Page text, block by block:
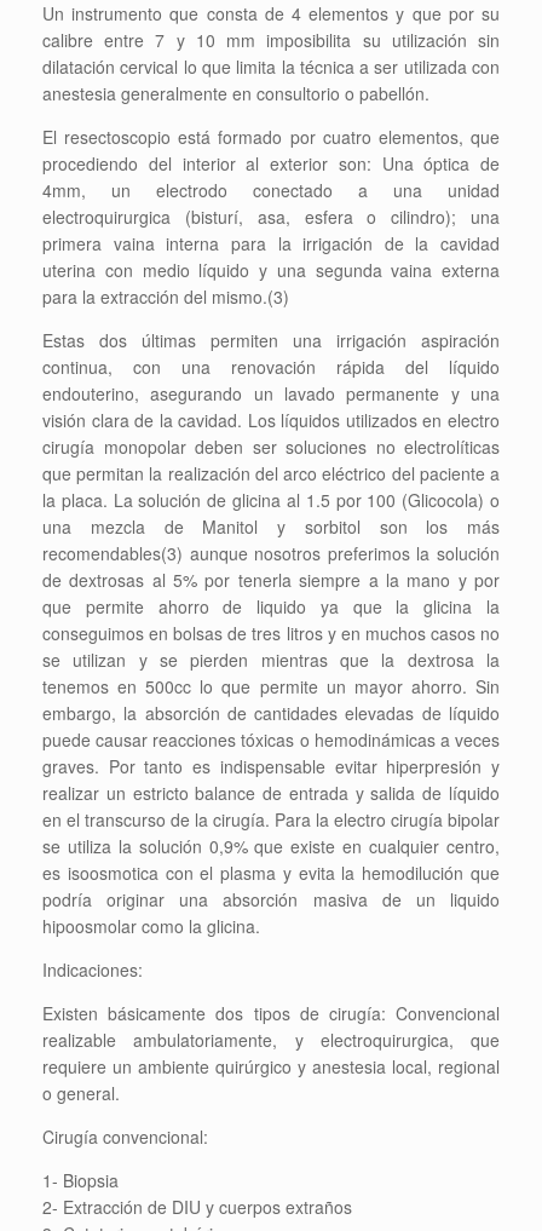
Un instrumento que consta de 4 elementos y que por su
calibre entre 7 y 10 mm imposibilita su utilización sin
dilatación cervical lo que limita la técnica a ser utilizada con
anestesia generalmente en consultorio o pabellón.
El resectoscopio está formado por cuatro elementos, que
procediendo del interior al exterior son: Una óptica de
4mm, un electrodo conectado a una unidad
electroquirurgica (bisturí, asa, esfera o cilindro); una
primera vaina interna para la irrigación de la cavidad
uterina con medio líquido y una segunda vaina externa
para la extracción del mismo.(3)
Estas dos últimas permiten una irrigación aspiración
continua, con una renovación rápida del líquido
endouterino, asegurando un lavado permanente y una
visión clara de la cavidad. Los líquidos utilizados en electro
cirugía monopolar deben ser soluciones no electrolíticas
que permitan la realización del arco eléctrico del paciente a
la placa. La solución de glicina al 1.5 por 100 (Glicocola) o
una mezcla de Manitol y sorbitol son los más
recomendables(3) aunque nosotros preferimos la solución
de dextrosas al 5% por tenerla siempre a la mano y por
que permite ahorro de liquido ya que la glicina la
conseguimos en bolsas de tres litros y en muchos casos no
se utilizan y se pierden mientras que la dextrosa la
tenemos en 500cc lo que permite un mayor ahorro. Sin
embargo, la absorción de cantidades elevadas de líquido
puede causar reacciones tóxicas o hemodinámicas a veces
graves. Por tanto es indispensable evitar hiperpresión y
realizar un estricto balance de entrada y salida de líquido
en el transcurso de la cirugía. Para la electro cirugía bipolar
se utiliza la solución 0,9% que existe en cualquier centro,
es isoosmotica con el plasma y evita la hemodilución que
podría originar una absorción masiva de un liquido
hipoosmolar como la glicina.
Indicaciones:
Existen básicamente dos tipos de cirugía: Convencional
realizable ambulatoriamente, y electroquirurgica, que
requiere un ambiente quirúrgico y anestesia local, regional
o general.
Cirugía convencional:
1- Biopsia
2- Extracción de DIU y cuerpos extraños